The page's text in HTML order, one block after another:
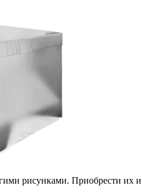
рисунками. Приобрести их и